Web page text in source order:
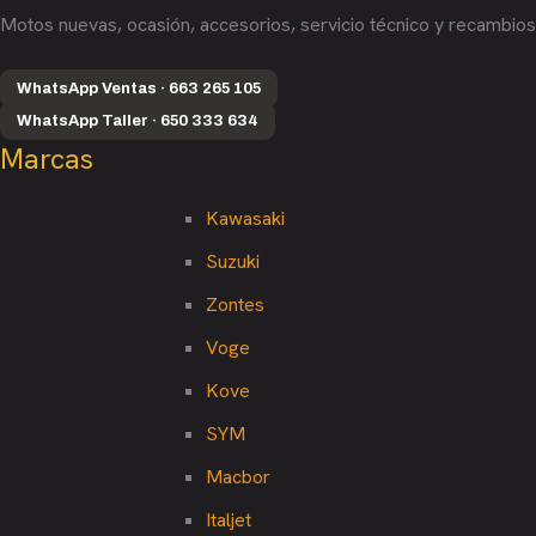
Motos nuevas, ocasión, accesorios, servicio técnico y
WhatsApp Ventas · 663 265 105
WhatsApp Taller · 650 333 634
Marcas
Kawasaki
Suzuki
Zontes
Voge
Kove
SYM
Macbor
Italjet